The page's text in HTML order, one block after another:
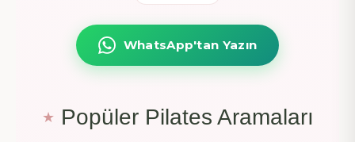
WhatsApp'tan Yazın
Popüler Pilates Aramaları